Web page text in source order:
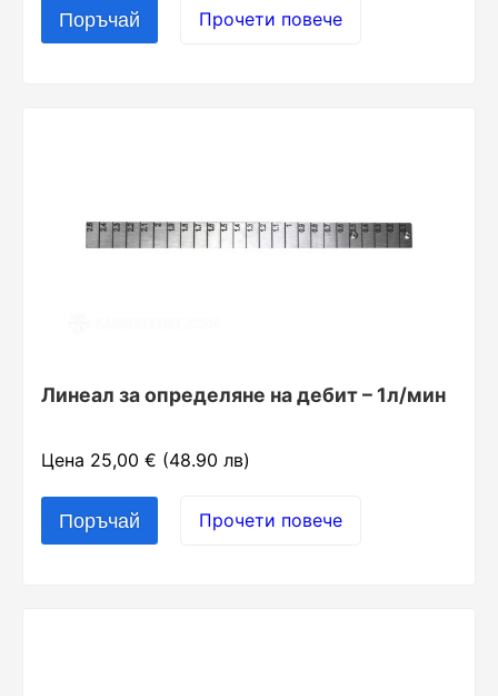
Прочети повече
Линеал за определяне на дебит – 1л/мин
Цена 25,00 € (48.90 лв)
Прочети повече